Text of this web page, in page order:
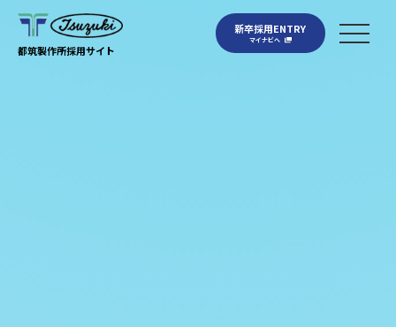
都筑製作所採用サイト
新卒採用ENTRY
マイナビへ